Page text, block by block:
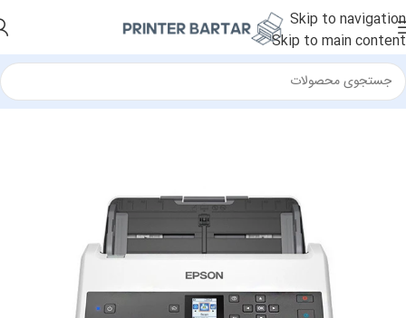
Skip to navigation
Skip to main content
خانه/اسکنر